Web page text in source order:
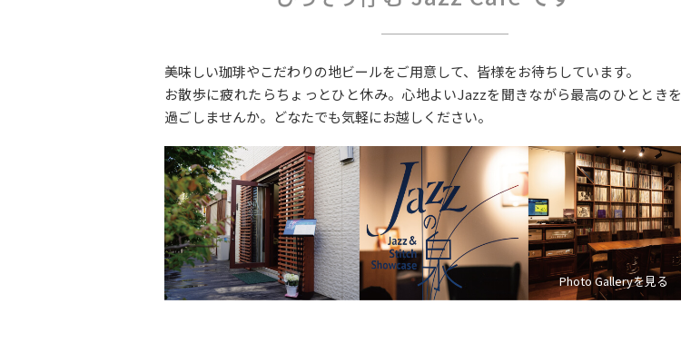
美味しい珈琲やこだわりの地ビールをご用意して、皆様をお待ちしています。
お散歩に疲れたらちょっとひと休み。心地よいJazzを聞きながら最高のひとときを
過ごしませんか。どなたでも気軽にお越しください。
Photo Galleryを見る